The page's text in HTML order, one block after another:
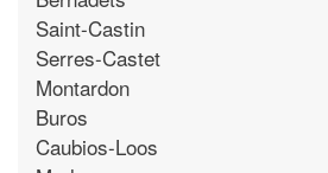
Saint-Castin
Serres-Castet
Montardon
Buros
Caubios-Loos